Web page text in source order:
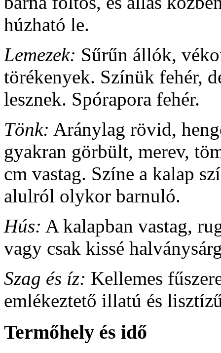
húzható le.
Lemezek: Sűrűn állók,
törékenyek. Színük fehér,
lesznek. Spórapora fehér.
Tönk: Aránylag rövid,
gyakran görbült, merev,
cm vastag. Színe a kalap
alulról olykor barnuló.
Hús: A kalapban vastag,
vagy csak kissé
Szag és íz: Kellemes
emlékeztető illatú és
Termőhely és idő